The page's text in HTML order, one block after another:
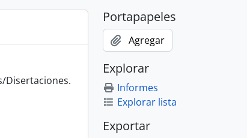
Disertaciones.
Portapapeles
Agregar
Explorar
Informes
Explorar lista
Exportar